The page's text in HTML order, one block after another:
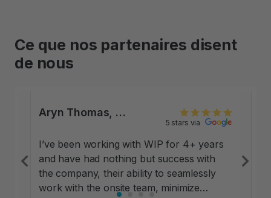
Ce que nos partenaires disent
de nous
Aryn Thomas, Sr. Regional Property Manager, Greystar Owned Assets,
5 stars via
I’ve been working with WIP for 4+ years
and have had nothing but success with
the company, their ability to seamlessly
work with the onsite team, minimize
Previous